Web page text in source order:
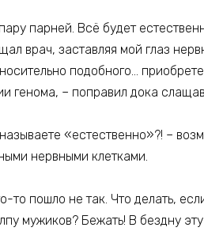
парней. Всё будет
врач, заставляя мой глаз
подобного…
генома, – поправил дока
«естественно»?! –
нервными клетками.
то пошло не так. Что делать,
мужиков? Бежать! В бездну